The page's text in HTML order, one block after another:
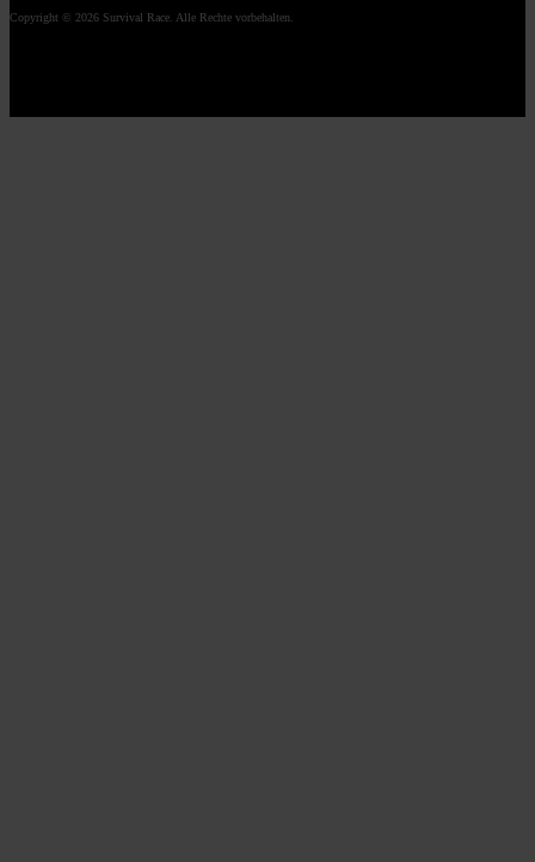
Copyright © 2026 Survival Race. Alle Rechte vorbehalten.